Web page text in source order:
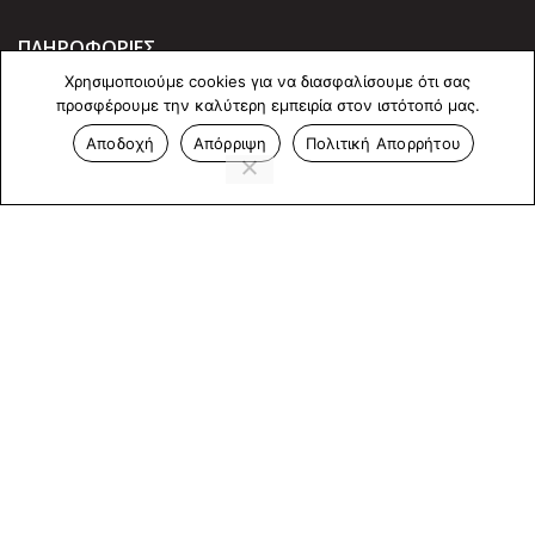
ΠΛΗΡΟΦΟΡΙΕΣ
Πολιτική Απορρήτου
Cookies
Χρησιμοποιούμε cookies για να διασφαλίσουμε ότι σας
προσφέρουμε την καλύτερη εμπειρία στον ιστότοπό μας.
Αποδοχή
Απόρριψη Πολιτική Απορρήτου